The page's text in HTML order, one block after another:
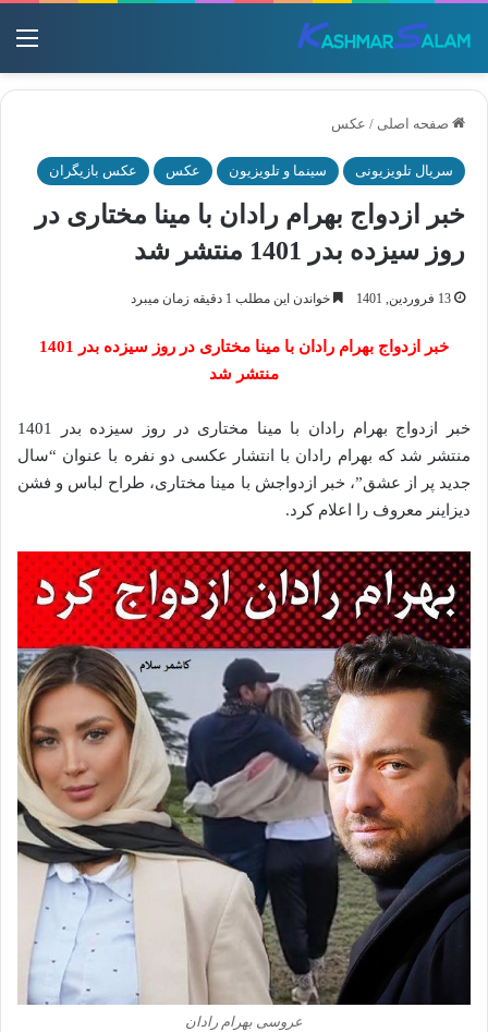
صفحه اصلی / عکس
سریال تلویزیونی سینما و تلویزیون عکس عکس بازیگران
خبر ازدواج بهرام رادان با مینا مختاری در
روز سیزده بدر 1401 منتشر شد
13 فروردین, 1401 خواندن این مطلب 1 دقیقه زمان میبرد
خبر ازدواج بهرام رادان با مینا مختاری در روز سیزده بدر 1401
منتشر شد
خبر ازدواج بهرام رادان با مینا مختاری در روز سیزده بدر 1401
منتشر شد که بهرام رادان با انتشار عکسی دو نفره با عنوان “سال
جدید پر از عشق”، خبر ازدواجش با مینا مختاری، طراح لباس و فشن
دیزاینر معروف را اعلام کرد.
عروسی بهرام رادان